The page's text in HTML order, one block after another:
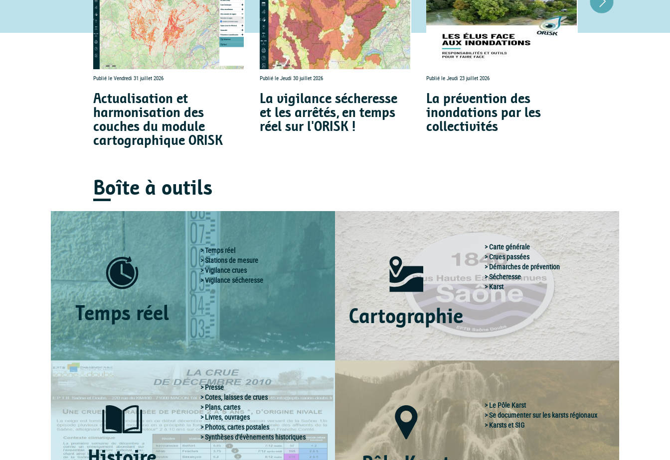
Publié le Vendredi 31 juillet 2026
Actualisation et
harmonisation des
couches du module
cartographique ORISK
Publié le Jeudi 30 juillet 2026
La vigilance sécheresse
et les arrêtés, en temps
réel sur l'ORISK !
Publié le Jeudi 23 juillet 2026
La prévention des
inondations par les
collectivités
Boîte à outils
Temps réel
Temps réel
Stations de mesure
Vigilance crues
Vigilance sécheresse
Cartographie
Carte générale
Crues passées
Démarches de prévention
Sécheresse
Karst
Presse
Cotes, laisses de crues
Plans, cartes
Livres, ouvrages
Photos, cartes postales
Synthèses d'évènements historiques
Le Pôle Karst
Se documenter sur les karsts régionaux
Karsts et SIG